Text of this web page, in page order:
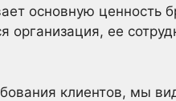
основную ценность
организация, ее
клиентов, мы